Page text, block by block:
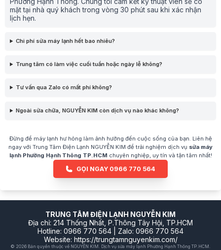
mặt tại nhà quý khách trong vòng 30 phút sau khi xác nhận
lịch hẹn.
Chi phí sửa máy lạnh hết bao nhiêu?
Trung tâm có làm việc cuối tuần hoặc ngày lễ không?
Tư vấn qua Zalo có mất phí không?
Ngoài sửa chữa, NGUYỄN KIM còn dịch vụ nào khác không?
Đừng để máy lạnh hư hỏng làm ảnh hưởng đến cuộc sống của bạn. Liên hệ
ngay với Trung Tâm Điện Lạnh NGUYỄN KIM để trải nghiệm dịch vụ sửa máy
lạnh Phường Hạnh Thông TP.HCM chuyên nghiệp, uy tín và tận tâm nhất!
GỌI NGAY 0966 770 564
TRUNG TÂM ĐIỆN LẠNH NGUYỄN KIM
Địa chỉ: 214 Thống Nhất, P.Thông Tây Hội, TP.HCM
Hotline: 0966 770 564 | Zalo: 0966 770 564
Website: https://trungtamnguyenkim.com/
© 2026 Bản quyền thuộc về NGUYỄN KIM. Dịch vụ sửa máy lạnh Phường Hạnh Thông TP.HCM.